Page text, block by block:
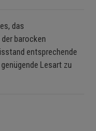
das
barocken
entsprechende
Lesart zu